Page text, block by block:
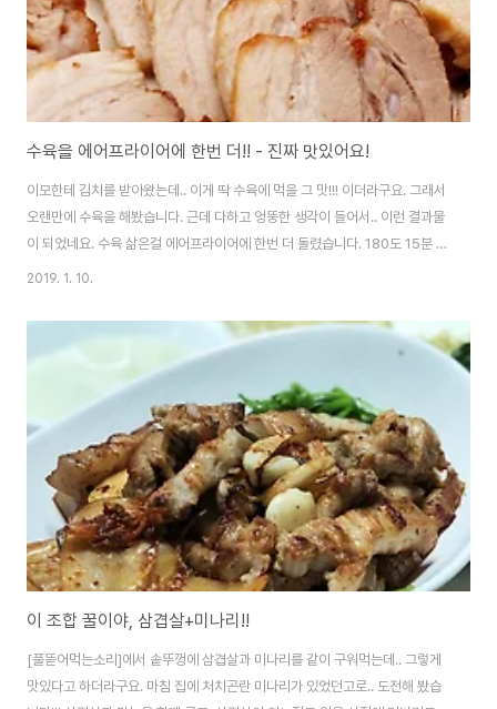
수육을 에어프라이어에 한번 더!! - 진짜 맛있어요!
이모한테 김치를 받아왔는데.. 이게 딱 수육에 먹을 그 맛!!! 이더라구요. 그래서
오랜만에 수육을 해봤습니다. 근데 다하고 엉뚱한 생각이 들어서.. 이런 결과물
이 되었네요. 수육 삶은걸 에어프라이어에 한번 더 돌렸습니다. 180도 15분 정
도. 겉이 아주 바삭하게 구워진 삼겹살이 되었네요. +_+ 아우~ 맛있어보이네
이 나와 퍽퍽하진 않습니다. 제가 조금 많이 돌리긴 했는데.. 180도 10분 정도
돌려주면 좋을 것 같아요. 돼지 냄새 완벽하게 하나도 안나구요. 수육보다 덜 질
려서 많이 먹을 수 있습니다. 정말 맛있었어요!!! 아.. 사진보니 또 먹고 싶다. ;;;
2019. 1. 10.
이 조합 꿀이야, 삼겹살+미나리!!
[풀뜯어먹는소리]에서 솥뚜껑에 삼겹살과 미나리를 같이 구워먹는데.. 그렇게
맛있다고 하더라구요. 마침 집에 처치곤란 미나리가 있었던고로.. 도전해 봤습